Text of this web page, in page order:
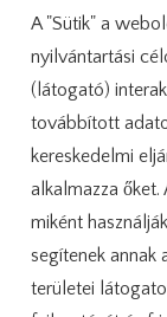
A "Sütik" a
nyilvántartási
(látogató)
továbbított
kereskedelmi
alkalmazza őket.
miként
segítenek
területei